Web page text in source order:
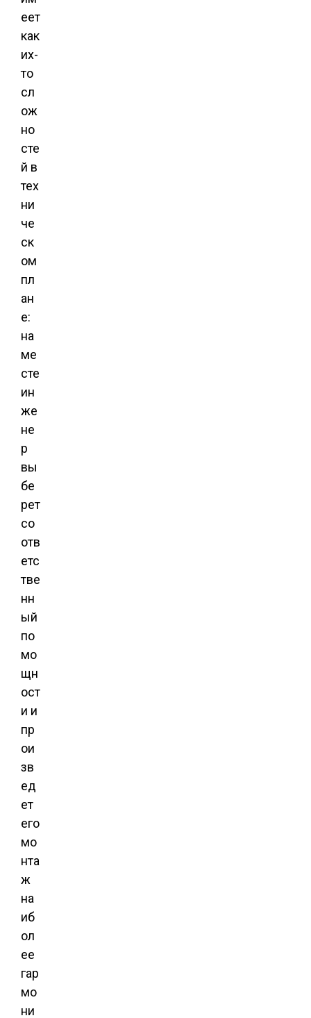
еет
как
их-
то
сл
ож
но
сте
й в
тех
ни
че
ск
ом
пл
ан
е:
на
ме
сте
ин
же
не
р
вы
бе
рет
со
отв
етс
тве
нн
ый
по
мо
щн
ост
и и
пр
ои
зв
ед
ет
его
мо
нта
ж
на
иб
ол
ее
гар
мо
ни